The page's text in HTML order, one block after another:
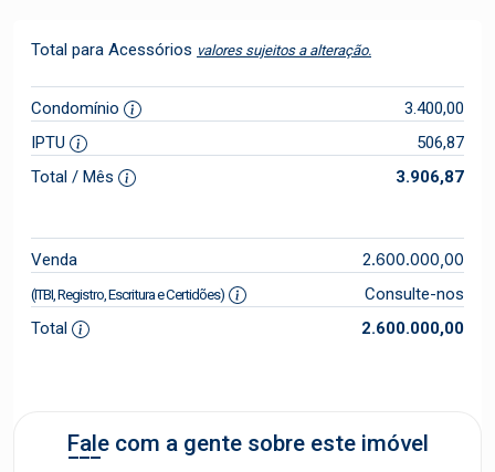
Total para Acessórios valores sujeitos a alteração.
Condomínio
3.400,00
IPTU
506,87
Total / Mês
3.906,87
Venda 2.600.000,00
(ITBI, Registro, Escritura e Certidões)
Consulte-nos
Total
2.600.000,00
Fale com a gente sobre este imóvel